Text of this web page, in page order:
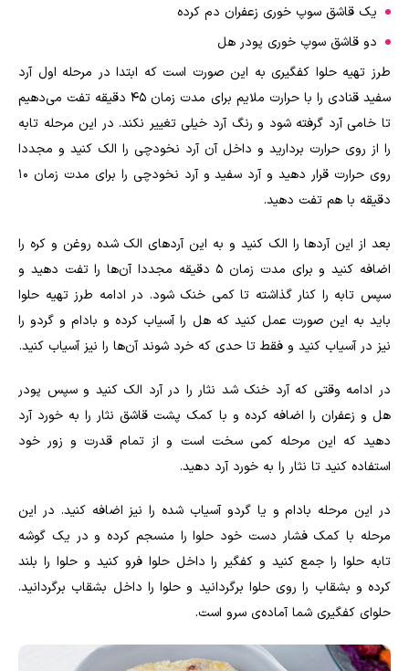
یک قاشق سوپ خوری زعفران دم کرده
دو قاشق سوپ خوری پودر هل
طرز تهیه حلوا کفگیری به این صورت است که ابتدا در مرحله اول آرد
سفید قنادی را با حرارت ملایم برای مدت زمان ۴۵ دقیقه تفت می‌دهیم
تا خامی آرد گرفته شود و رنگ آرد خیلی تغییر نکند. در این مرحله تابه
را از روی حرارت بردارید و داخل آن آرد نخودچی را الک کنید و مجددا
روی حرارت قرار دهید و آرد سفید و آرد نخودچی را برای مدت زمان ۱۰
دقیقه با هم تفت دهید.
بعد از این آرد‌ها را الک کنید و به این آرد‌های الک شده روغن و کره را
اضافه کنید و برای مدت زمان ۵ دقیقه مجددا آن‌ها را تفت دهید و
سپس تابه را کنار گذاشته تا کمی خنک شود. در ادامه طرز تهیه حلوا
باید به این صورت عمل کنید که هل را آسیاب کرده و بادام و گردو را
نیز در آسیاب کنید و فقط تا حدی که خرد شوند آن‌ها را نیز آسیاب کنید.
در ادامه وقتی که آرد خنک شد نثار را در آرد الک کنید و سپس پودر
هل و زعفران را اضافه کرده و با کمک پشت قاشق نثار را به خورد آرد
دهید که این مرحله کمی سخت است و از تمام قدرت و زور خود
استفاده کنید تا نثار را به خورد آرد دهید.
در این مرحله بادام و یا گردو آسیاب شده را نیز اضافه کنید. در این
مرحله با کمک فشار دست خود حلوا را منسجم کرده و در یک گوشه
تابه حلوا را جمع کنید و کفگیر را داخل حلوا فرو کنید و حلوا را بلند
کرده و بشقاب را روی حلوا برگردانید و حلوا را داخل بشقاب برگردانید.
حلوای کفگیری شما آماده‌ی سرو است.